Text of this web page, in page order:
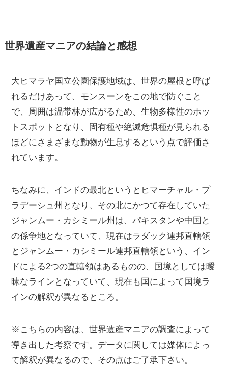
世界遺産マニアの結論と感想
大ヒマラヤ国立公園保護地域は、世界の屋根と呼ば
れるだけあって、モンスーンをこの地で防ぐこと
で、周囲は温帯林が広がるため、生物多様性のホッ
トスポットとなり、固有種や絶滅危惧種が見られる
ほどにさまざまな動物が生息するという点で評価さ
れています。
ちなみに、インドの最北というとヒマーチャル・プ
ラデーシュ州となり、その北にかつて存在していた
ジャンムー・カシミール州は、パキスタンや中国と
の係争地となっていて、現在はラダック連邦直轄領
とジャンムー・カシミール連邦直轄領という、イン
ドによる2つの直轄領はあるものの、国境としては曖
昧なラインとなっていて、現在も国によって国境ラ
インの解釈が異なるところ。
※こちらの内容は、世界遺産マニアの調査によって
導き出した考察です。データに関しては媒体によっ
て解釈が異なるので、その点はご了承下さい。